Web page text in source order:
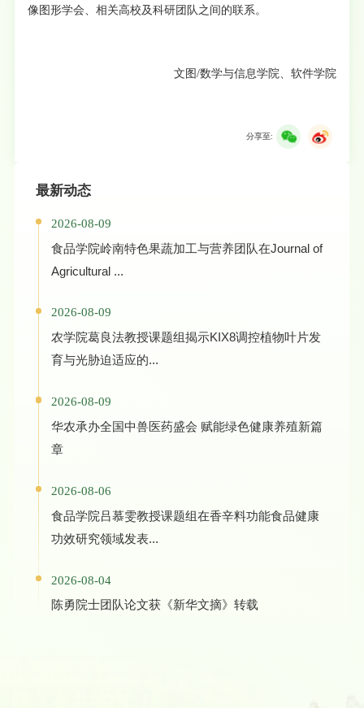
像图形学会、相关高校及科研团队之间的联系。
文图/数学与信息学院、软件学院
分享至:
最新动态
2026-08-09
食品学院岭南特色果蔬加工与营养团队在Journal of
Agricultural ...
2026-08-09
农学院葛良法教授课题组揭示KIX8调控植物叶片发
育与光胁迫适应的...
2026-08-09
华农承办全国中兽医药盛会 赋能绿色健康养殖新篇
章
2026-08-06
食品学院吕慕雯教授课题组在香辛料功能食品健康
功效研究领域发表...
2026-08-04
陈勇院士团队论文获《新华文摘》转载